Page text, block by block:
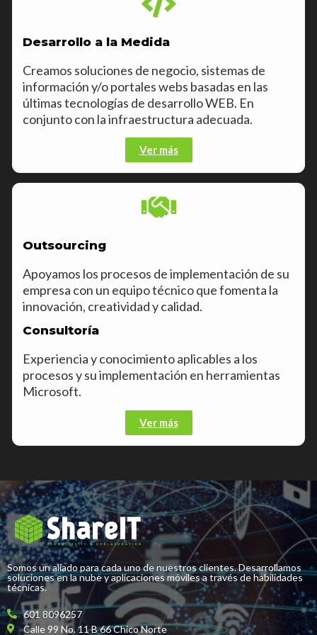
Desarrollo a la Medida
Creamos soluciones de negocio, sistemas de
información y/oportales webs basadas en las
últimastecnologías de desarrollo WEB. En
conjunto con la infraestructura adecuada.
Ver más
Outsourcing
Apoyamos los procesos de implementación de su
empresa con un equipo técnico que fomenta la
innovación, creatividad y calidad.
Consultoría
Experiencia y conocimiento aplicables a los
procesos y su implementación en herramientas
Microsoft.
Ver más
Somos un aliado para cada uno de nuestros clientes. Desarrollamos
soluciones en la nube y aplicaciones móviles a través de habilidades
técnicas.
601 8096257
Calle 99 No. 11 B 66 Chico Norte